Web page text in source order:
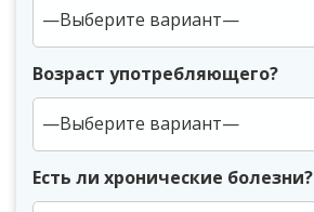
Возраст употребляющего?
Есть ли хронические болезни?